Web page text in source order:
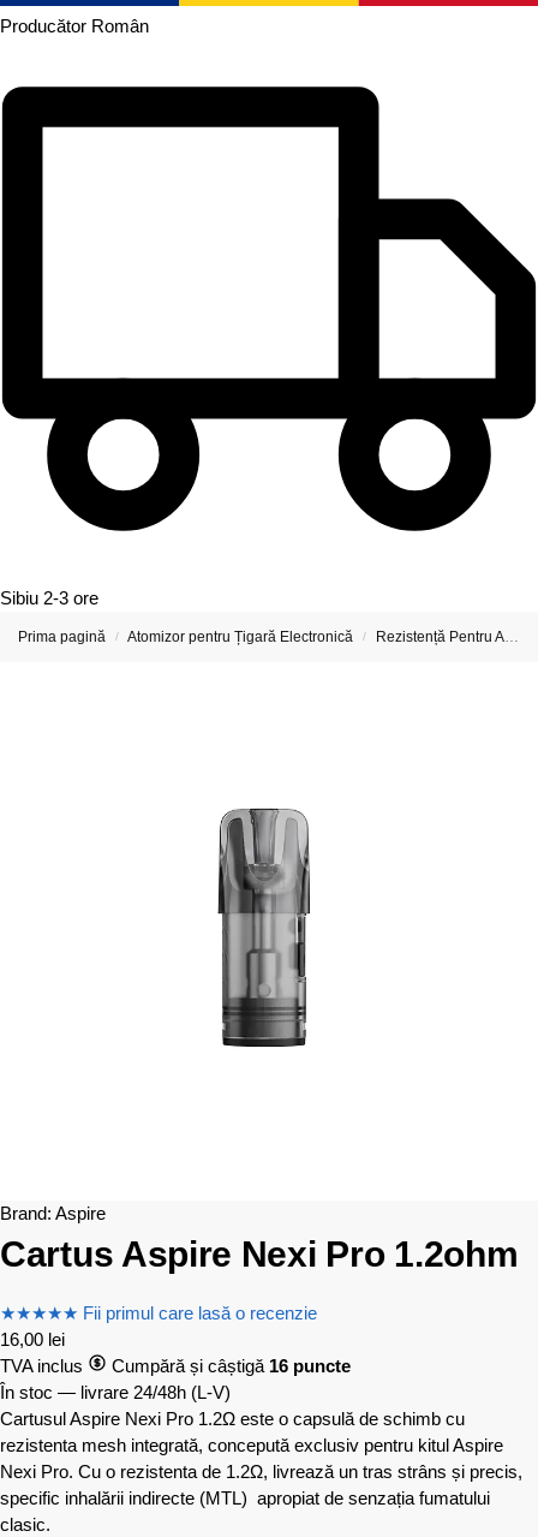
Producător Român
Sibiu 2-3 ore
Prima pagină / Atomizor pentru Țigară Electronică / Rezistență Pentru Atomizor De Țigară Electronică
Brand: Aspire
Cartus Aspire Nexi Pro 1.2ohm
★★★★★ Fii primul care lasă o recenzie
16,00 lei
TVA inclus
Cumpără și câștigă 16 puncte
În stoc — livrare 24/48h (L-V)
Cartusul Aspire Nexi Pro 1.2Ω este o capsulă de schimb cu
rezistenta mesh integrată, concepută exclusiv pentru kitul Aspire
Nexi Pro. Cu o rezistenta de 1.2Ω, livrează un tras strâns și precis,
specific inhalării indirecte (MTL) apropiat de senzația fumatului
clasic.